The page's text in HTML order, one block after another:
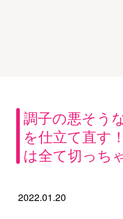
調子の悪そう
を仕立て直す
は全て切っち
2022.01.20